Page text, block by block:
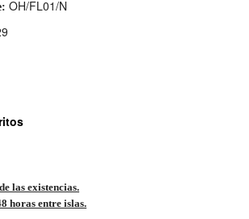
OH/FL01/N
las existencias.
horas entre islas.